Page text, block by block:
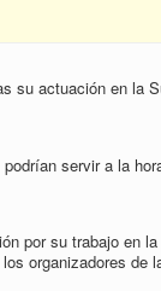
su actuación en la
servir a la
por su trabajo en
organizadores de